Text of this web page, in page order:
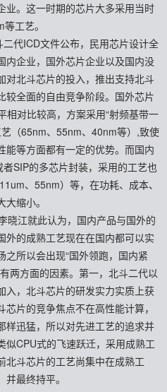
业。这一时期的芯片大多采用当时
工艺。
代ICD文件公布，民用芯片设计全
内企业，国外芯片企业以及国内没
对北斗芯片的投入，推出支持北斗
较全面的自由竞争阶段。国外芯片
相对比较高，方案采用“射频基带一
（65nm、55nm、40nm等）,致使
能等方面都有一定的优势。而国内
SIP的多芯片封装，采用的工艺也
、55nm）等，在功耗、成本、
缩小。
江就此认为，国内产品与国外的
外的成熟工艺现在在国内都可以实
所以会出现“国外领跑，国内紧
两方面的因素。第一，北斗二代以
入，北斗芯片的研发实力实质上获
片的竞争焦点不在高性能计算，
样迅猛，所以对先进工艺的追求并
似CPU式的飞速跃迁，采用成熟工
北斗芯片的工艺尚集中在成熟工
最终持平。